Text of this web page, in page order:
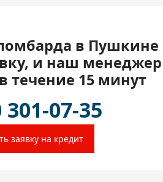
в Пушкине
и наш менеджер
течение 15 минут
301-07-35
заявку на кредит